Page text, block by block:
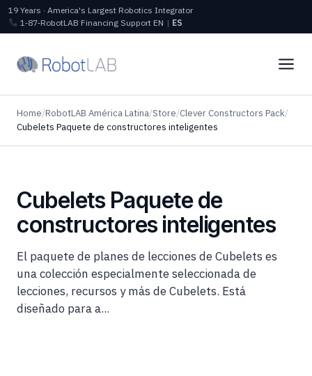
19 Years · America's Largest Robotics Integrator
1‑87‑RobotLAB Financing Support EN | ES
Home/RobotLAB América Latina/Store/Clever Constructors Pack/
Cubelets Paquete de constructores inteligentes
Cubelets Paquete de
constructores inteligentes
El paquete de planes de lecciones de Cubelets es
una colección especialmente seleccionada de
lecciones, recursos y más de Cubelets. Está
diseñado para a...